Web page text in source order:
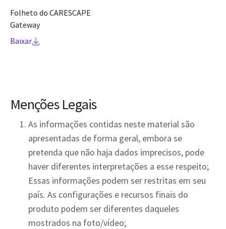
Folheto do CARESCAPE
Gateway
Baixar
Menções Legais
As informações contidas neste material são
apresentadas de forma geral, embora se
pretenda que não haja dados imprecisos, pode
haver diferentes interpretações a esse respeito;
Essas informações podem ser restritas em seu
país. As configurações e recursos finais do
produto podem ser diferentes daqueles
mostrados na foto/vídeo;